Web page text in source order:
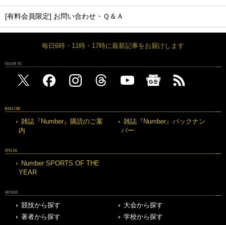
[有料会員限定] お問い合わせ・Ｑ＆Ａ
毎日6時・11時・17時に最新記事をお届けします
FOLLOW US
MAGAZINE
雑誌『Number』購読のご案
内
雑誌『Number』バックナン
バー
SPECIAL
Number SPORTS OF THE
YEAR
ARCHIVE
競技から探す
大会から探す
著者から探す
学校から探す